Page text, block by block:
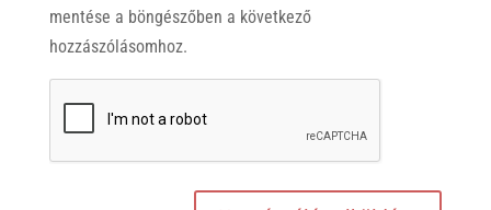
mentése a böngészőben a következő
hozzászólásomhoz.